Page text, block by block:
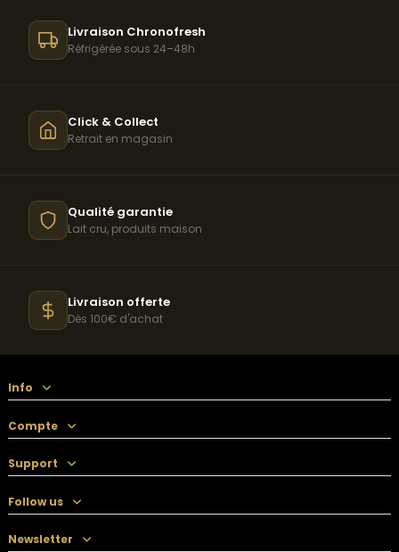
Livraison Chronofresh
Réfrigérée sous 24–48h
Click & Collect
Retrait en magasin
Qualité garantie
Lait cru, produits maison
Livraison offerte
Dès 100€ d'achat
Info
Compte
Support
Follow us
Newsletter